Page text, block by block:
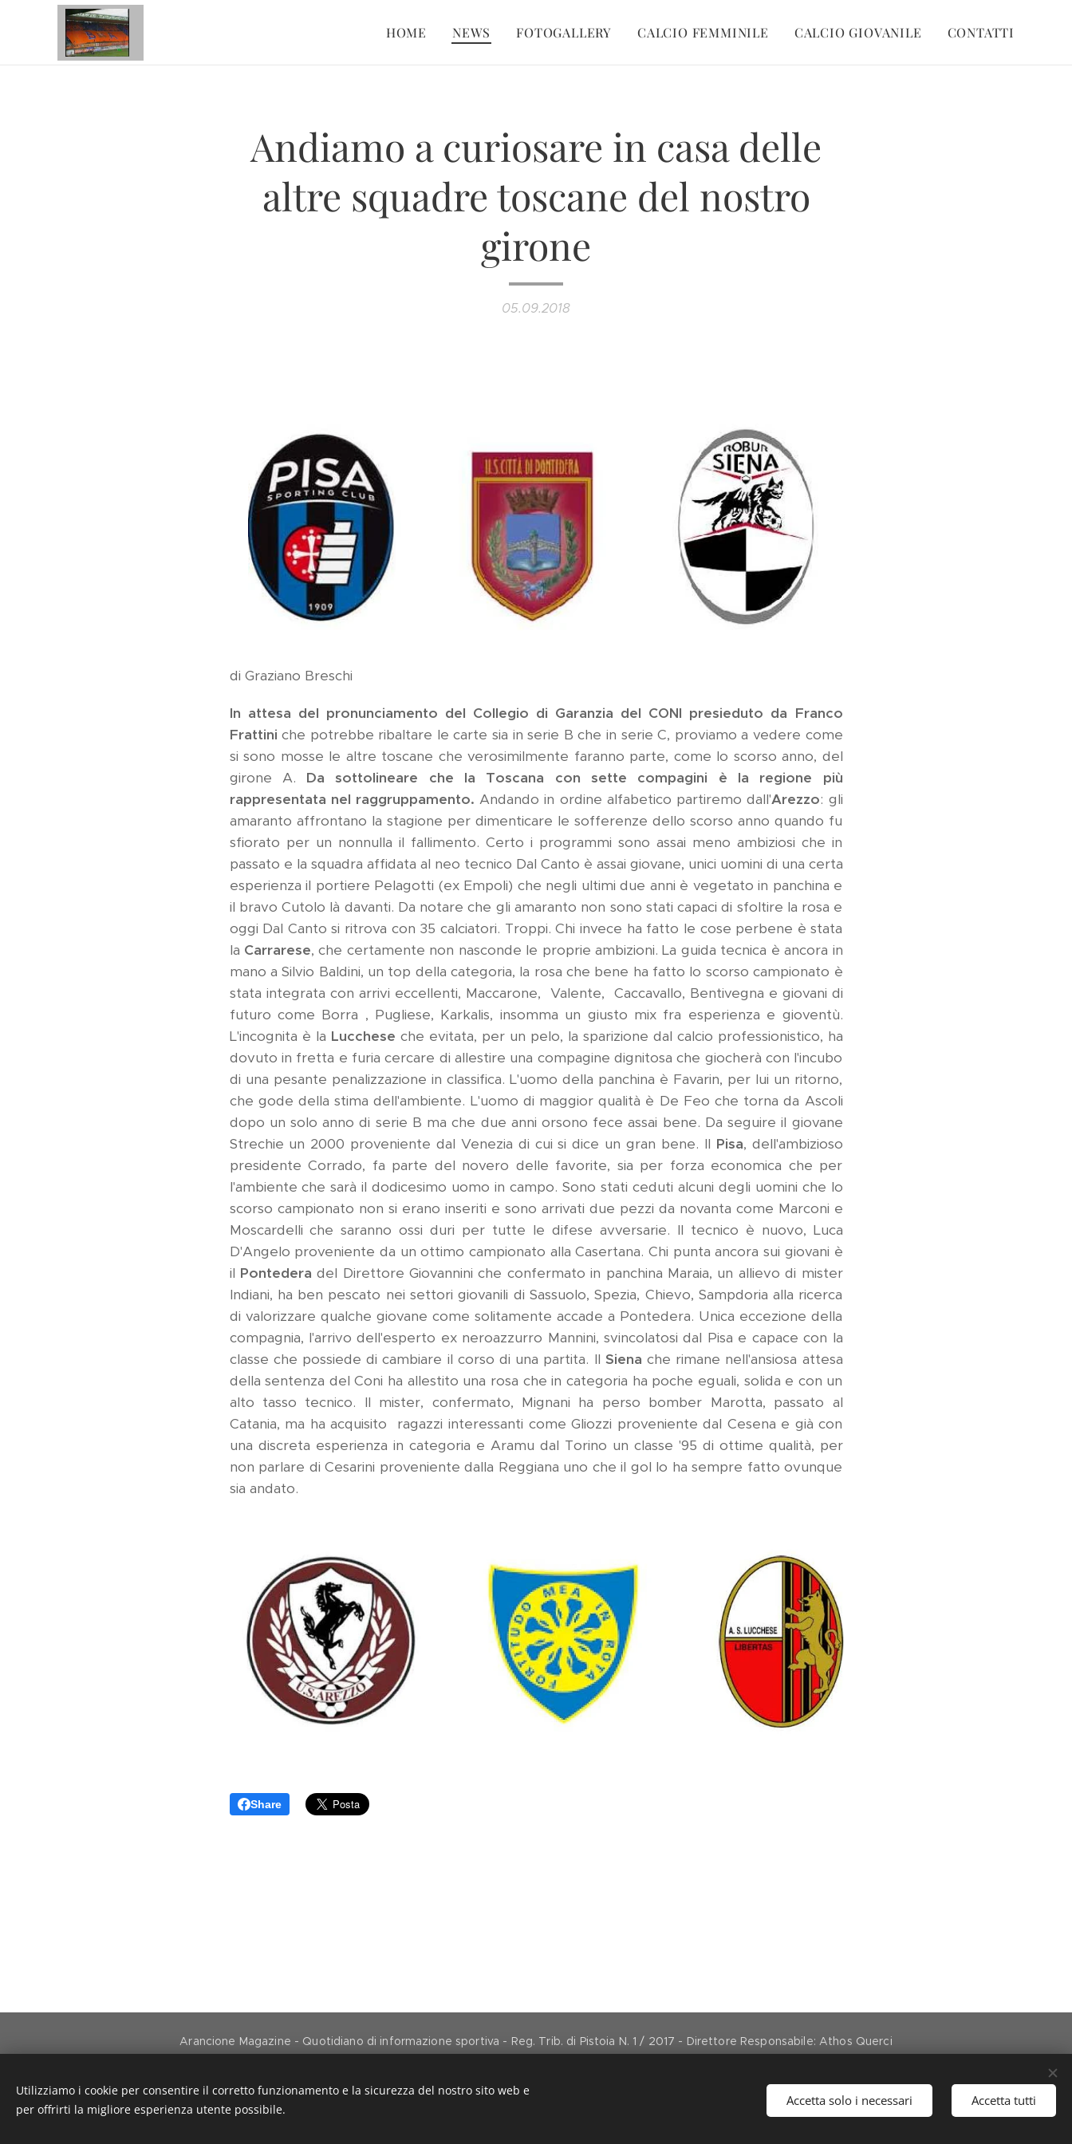
HOME NEWS FOTOGALLERY CALCIO FEMMINILE CALCIO GIOVANILE CONTATTI
Andiamo a curiosare in casa delle
altre squadre toscane del nostro
girone
05.09.2018
di Graziano Breschi
In attesa del pronunciamento del Collegio di Garanzia del CONI presieduto da Franco
Frattiniche potrebbe ribaltare le carte sia in serie B che in serie C, proviamo a vedere come
si sono mosse le altre toscane che verosimilmente faranno parte, come lo scorso anno, del
girone A. Da sottolineare che la Toscana con sette compagini è la regione più
rappresentata nel raggruppamento. Andando in ordine alfabetico partiremo dall'Arezzo: gli
amaranto affrontano la stagione per dimenticare le sofferenze dello scorso anno quando fu
sfiorato per un nonnulla il fallimento. Certo i programmi sono assai meno ambiziosi che in
passato e la squadra affidata al neo tecnico Dal Canto è assai giovane, unici uomini di una certa
esperienza il portiere Pelagotti (ex Empoli) che negli ultimi due anni è vegetato in panchina e
il bravo Cutolo là davanti. Da notare che gli amaranto non sono stati capaci di sfoltire la rosa e
oggi Dal Canto si ritrova con 35 calciatori. Troppi. Chi invece ha fatto le cose perbene è stata
la Carrarese, che certamente non nasconde le proprie ambizioni. La guida tecnica è ancora in
mano a Silvio Baldini, un top della categoria, la rosa che bene ha fatto lo scorso campionato è
stata integrata con arrivi eccellenti, Maccarone, Valente, Caccavallo, Bentivegna e giovani di
futuro come Borra , Pugliese, Karkalis, insomma un giusto mix fra esperienza e gioventù.
L'incognita è la Lucchese che evitata, per un pelo, la sparizione dal calcio professionistico, ha
dovuto in fretta e furia cercare di allestire una compagine dignitosa che giocherà con l'incubo
di una pesante penalizzazione in classifica. L'uomo della panchina è Favarin, per lui un ritorno,
che gode della stima dell'ambiente. L'uomo di maggior qualità è De Feo che torna da Ascoli
dopo un solo anno di serie B ma che due anni orsono fece assai bene. Da seguire il giovane
Strechie un 2000 proveniente dal Venezia di cui si dice un gran bene. Il Pisa, dell'ambizioso
presidente Corrado, fa parte del novero delle favorite, sia per forza economica che per
l'ambiente che sarà il dodicesimo uomo in campo. Sono stati ceduti alcuni degli uomini che lo
scorso campionato non si erano inseriti e sono arrivati due pezzi da novanta come Marconi e
Moscardelli che saranno ossi duri per tutte le difese avversarie. Il tecnico è nuovo, Luca
D'Angelo proveniente da un ottimo campionato alla Casertana. Chi punta ancora sui giovani è
il Pontedera del Direttore Giovannini che confermato in panchina Maraia, un allievo di mister
Indiani, ha ben pescato nei settori giovanili di Sassuolo, Spezia, Chievo, Sampdoria alla ricerca
di valorizzare qualche giovane come solitamente accade a Pontedera. Unica eccezione della
compagnia, l'arrivo dell'esperto ex neroazzurro Mannini, svincolatosi dal Pisa e capace con la
classe che possiede di cambiare il corso di una partita. Il Siena che rimane nell'ansiosa attesa
della sentenza del Coni ha allestito una rosa che in categoria ha poche eguali, solida e con un
alto tasso tecnico. Il mister, confermato, Mignani ha perso bomber Marotta, passato al
Catania, ma ha acquisito ragazzi interessanti come Gliozzi proveniente dal Cesena e già con
una discreta esperienza in categoria e Aramu dal Torino un classe '95 di ottime qualità, per
non parlare di Cesarini proveniente dalla Reggiana uno che il gol lo ha sempre fatto ovunque
sia andato.
Share
Arancione Magazine - Quotidiano di informazione sportiva - Reg. Trib. di Pistoia N. 1 / 2017 - Direttore Responsabile: Athos Querci
direttore@arancionemagazine.it
Utilizziamo i cookie per consentire il corretto funzionamento e la sicurezza del nostro sito web e
per offrirti la migliore esperienza utente possibile.
Accetta solo i necessari Accetta tutti